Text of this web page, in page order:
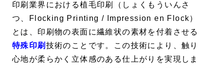
印刷業界における植毛印刷
（しょくもういんさ
つ、
Flocking Printing / Impression en Flock）
とは、印刷物の表面に繊維状の素材を付着させる
特殊印刷 技術のことです。この技術により、触り
心地が柔らかく立体感のある仕上がりを実現しま